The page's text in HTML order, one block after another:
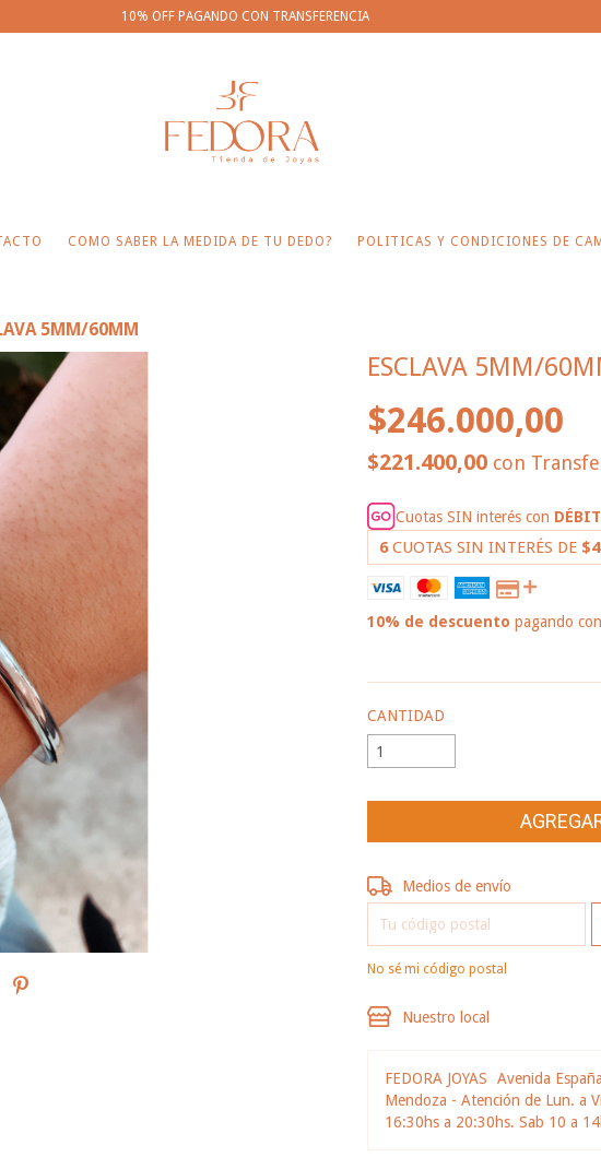
10% OFF PAGANDO CON TRANSFERENCIA
COMO SABER LA MEDIDA DE TU DEDO? POLITICAS Y CONDICIONES DE
5MM/60MM
ESCLAVA 5MM/
$246.000,00
$221.400,00 con
Cuotas SIN interés con
6 CUOTAS SIN INTERÉS DE
10% de descuento pagando
CANTIDAD
Entregas para el CP:
Medios de envío
No sé mi código postal
Nuestro local
FEDORA JOYAS
Avenida
Mendoza - Atención de Lun. a
16:30hs a 20:30hs. Sab 10 a